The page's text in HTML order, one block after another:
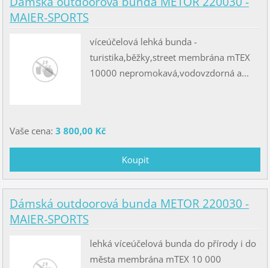
MAIER-SPORTS
víceúčelová lehká bunda -
turistika,běžky,street membrána mTEX
10000 nepromokavá,vodovzdorná a...
Vaše cena: 3 800,00 Kč
Dámská outdoorová bunda METOR 220030 -
MAIER-SPORTS
lehká víceúčelová bunda do přírody i do
města membrána mTEX 10 000